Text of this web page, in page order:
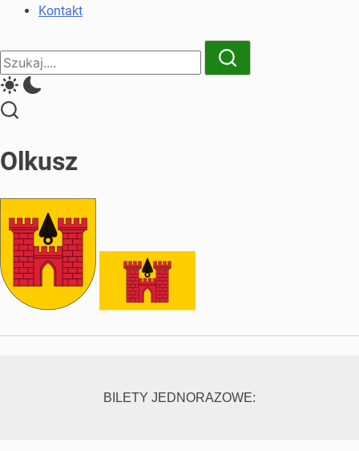
Kontakt
Close
Search
Search
Olkusz
BILETY JEDNORAZOWE: